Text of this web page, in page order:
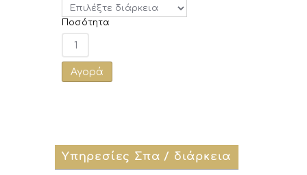
Ποσότητα
Αγορά
Υπηρεσίες Σπα / διάρκεια